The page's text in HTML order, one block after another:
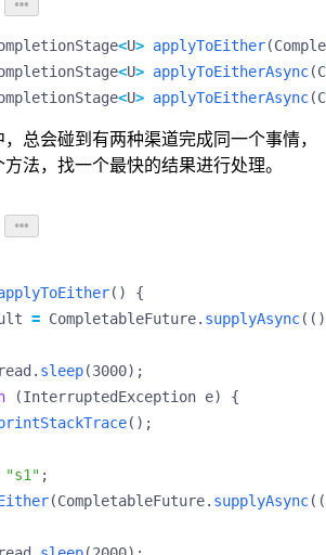
<U> applyToEither(
<U> applyToEitherAsync(
<U> applyToEitherAsync(
总会碰到有两种渠道完成同一个事情，
法，找一个最快的结果进行处理。
()
{
= CompletableFuture. supplyAsync(()
. sleep(3000);
(InterruptedException e)
{
();
"s1" ;
(CompletableFuture. supplyAsync